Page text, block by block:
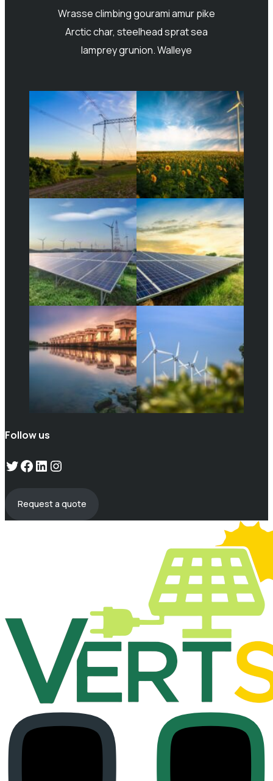
Wrasse climbing gourami amur pike
Arctic char, steelhead sprat sea
lamprey grunion. Walleye
Follow us
Twitter
Facebook
LinkedIn
Instagram
Request a quote